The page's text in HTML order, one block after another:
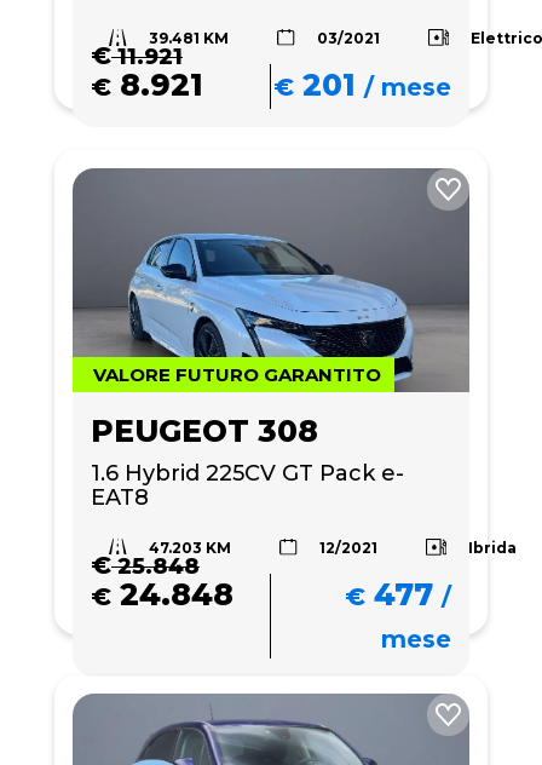
39.481 KM 03/2021
€11.921
€ 8.921 € 201 /mese
VALORE FUTURO GARANTITO
PEUGEOT 308
1.6 Hybrid 225CV GT Pack e-
EAT8
47.203 KM 12/2021 Ibrida
€25.848
€ 24.848 € 477 /
mese